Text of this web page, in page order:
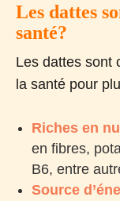
Les dattes
santé?
Les dattes sont
la santé pour
Riches en
en fibres,
B6, entre
Source